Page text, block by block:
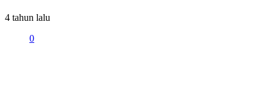
4 tahun lalu
0